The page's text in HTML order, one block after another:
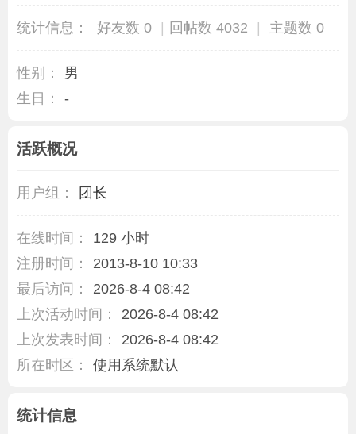
统计信息： 好友数 0 | 回帖数 4032 | 主题数 0
性别：
男
生日：
-
活跃概况
用户组： 团长
在线时间：
129 小时
注册时间：
2013-8-10 10:33
最后访问：
2026-8-4 08:42
上次活动时间：
2026-8-4 08:42
上次发表时间：
2026-8-4 08:42
所在时区：
使用系统默认
统计信息